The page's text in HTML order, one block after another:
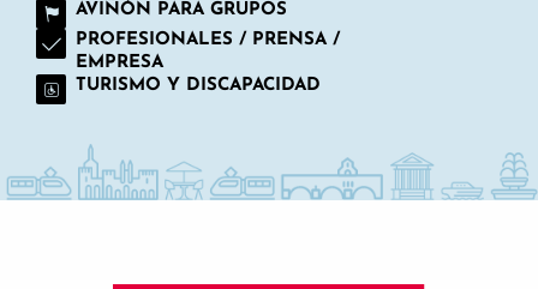
Les Foins de Montfavet-balade à vélo-58
Anciens Etangs-balade à vélo-52
Boucle gravel N° 6-Route des caves coop gardoises
Boucle cyclo-découverte la Véloroute des Chartreux
ViaRhôna à vélo - Étape 19 - Avignon > Beaucaire
Vignoble de Signargues-balade à vélo-51
Gravel 37 le Pavillon Rolland
AVIÑÓN PARA GRUPOS
PROFESIONALES / PRENSA /
EMPRESA
TURISMO Y DISCAPACIDAD